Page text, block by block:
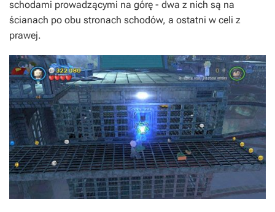
schodami prowadzącymi na górę - dwa z nich są na
ścianach po obu stronach schodów, a ostatni w celi z
prawej.